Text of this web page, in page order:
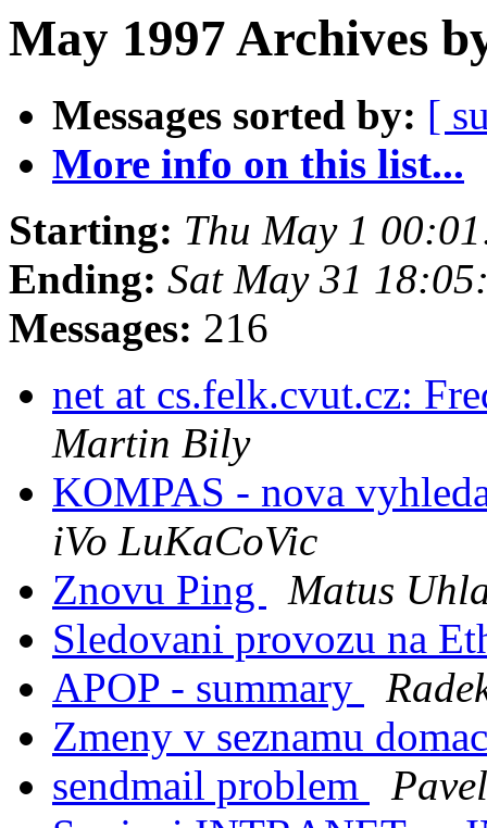
May 1997 Archives
Messages sorted by: [
More info on this list...
Starting: Thu May 1
Ending: Sat May 31
Messages: 216
net at cs.felk.cvut.cz:
Martin Bily
KOMPAS - nova
iVo LuKaCoVic
Znovu Ping
Matus
Sledovani provozu na
APOP - summary
Zmeny v seznamu
sendmail problem